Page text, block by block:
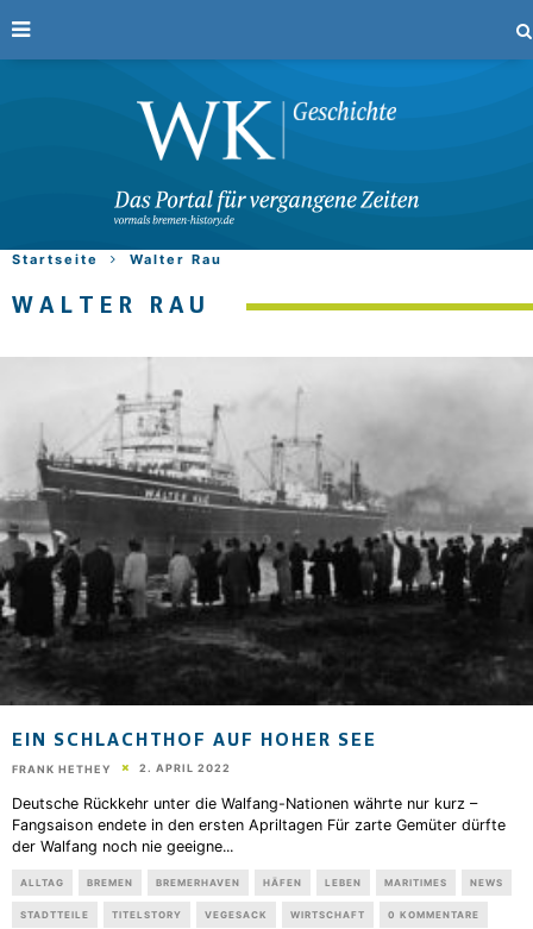
Startseite Walter Rau
WALTER RAU
EIN SCHLACHTHOF AUF HOHER SEE
FRANK HETHEY 2. APRIL 2022
Deutsche Rückkehr unter die Walfang-Nationen währte nur kurz –
Fangsaison endete in den ersten Apriltagen Für zarte Gemüter dürfte
der Walfang noch nie geeigne...
ALLTAG BREMEN BREMERHAVEN HÄFEN LEBEN MARITIMES NEWS
STADTTEILE TITELSTORY VEGESACK WIRTSCHAFT 0 KOMMENTARE